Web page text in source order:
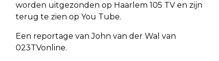
worden uitgezonden op Haarlem 105 TV en zijn
terug te zien op You Tube.
Een reportage van John van der Wal van
023TVonline.